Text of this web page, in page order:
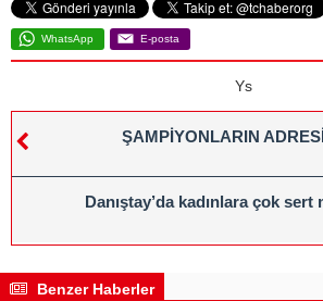
WhatsApp E-posta
Ys
ŞAMPİYONLARIN
Danıştay’da kadınlara çok sert
Benzer Haberler